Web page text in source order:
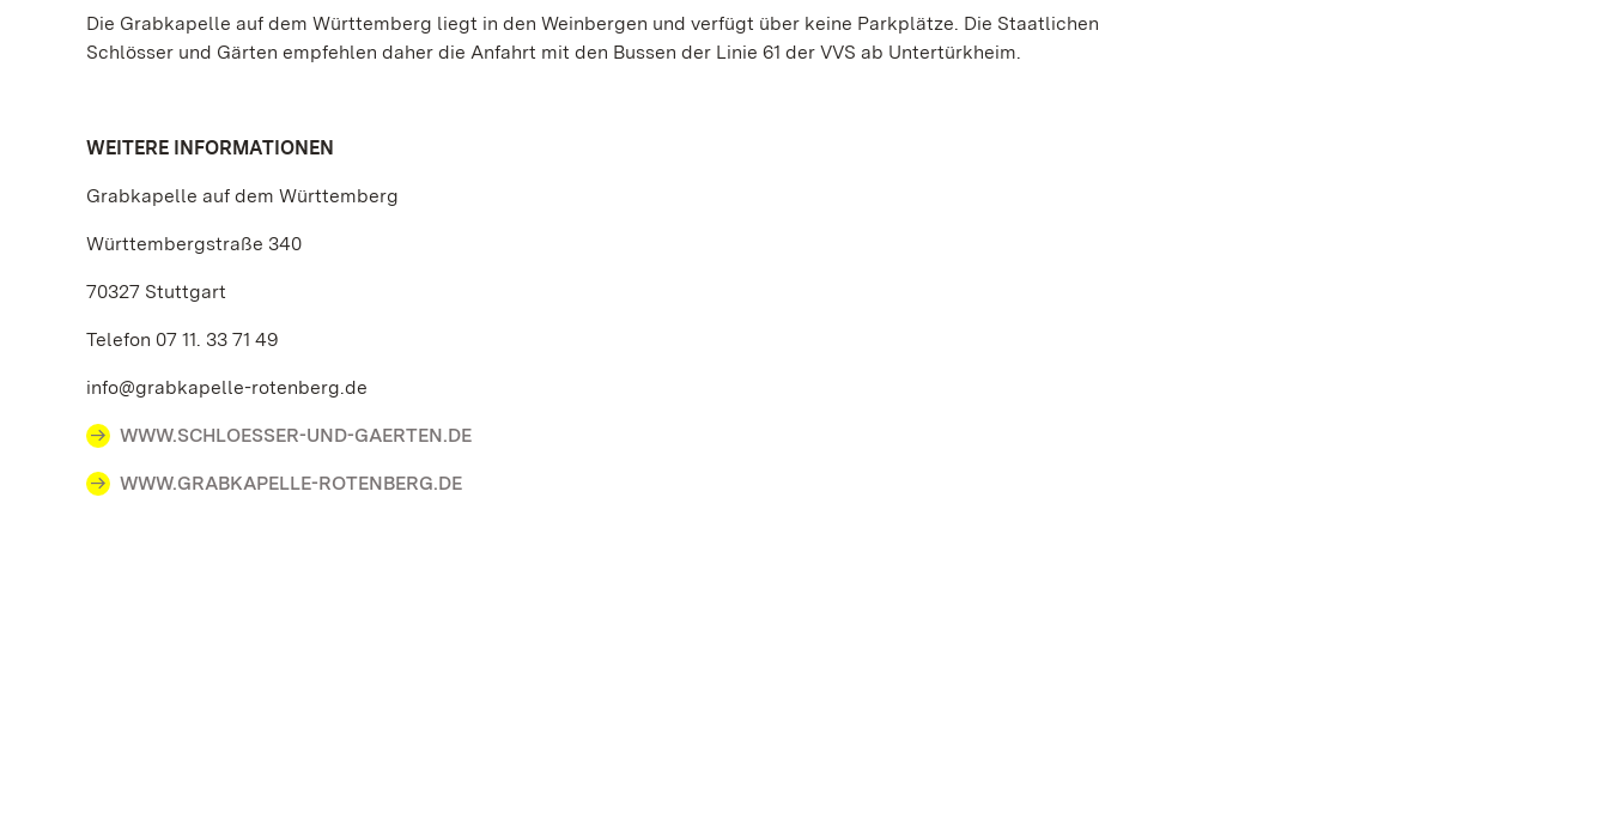
Die Grabkapelle auf dem Württemberg liegt in den Weinbergen und verfügt über keine Parkplätze. Die Staatlichen
Schlösser und Gärten empfehlen daher die Anfahrt mit den Bussen der Linie 61 der VVS ab Untertürkheim.
WEITERE INFORMATIONEN
Grabkapelle auf dem Württemberg
Württembergstraße 340
70327 Stuttgart
Telefon 07 11. 33 71 49
info@grabkapelle-rotenberg.de
WWW.SCHLOESSER-UND-GAERTEN.DE
WWW.GRABKAPELLE-ROTENBERG.DE